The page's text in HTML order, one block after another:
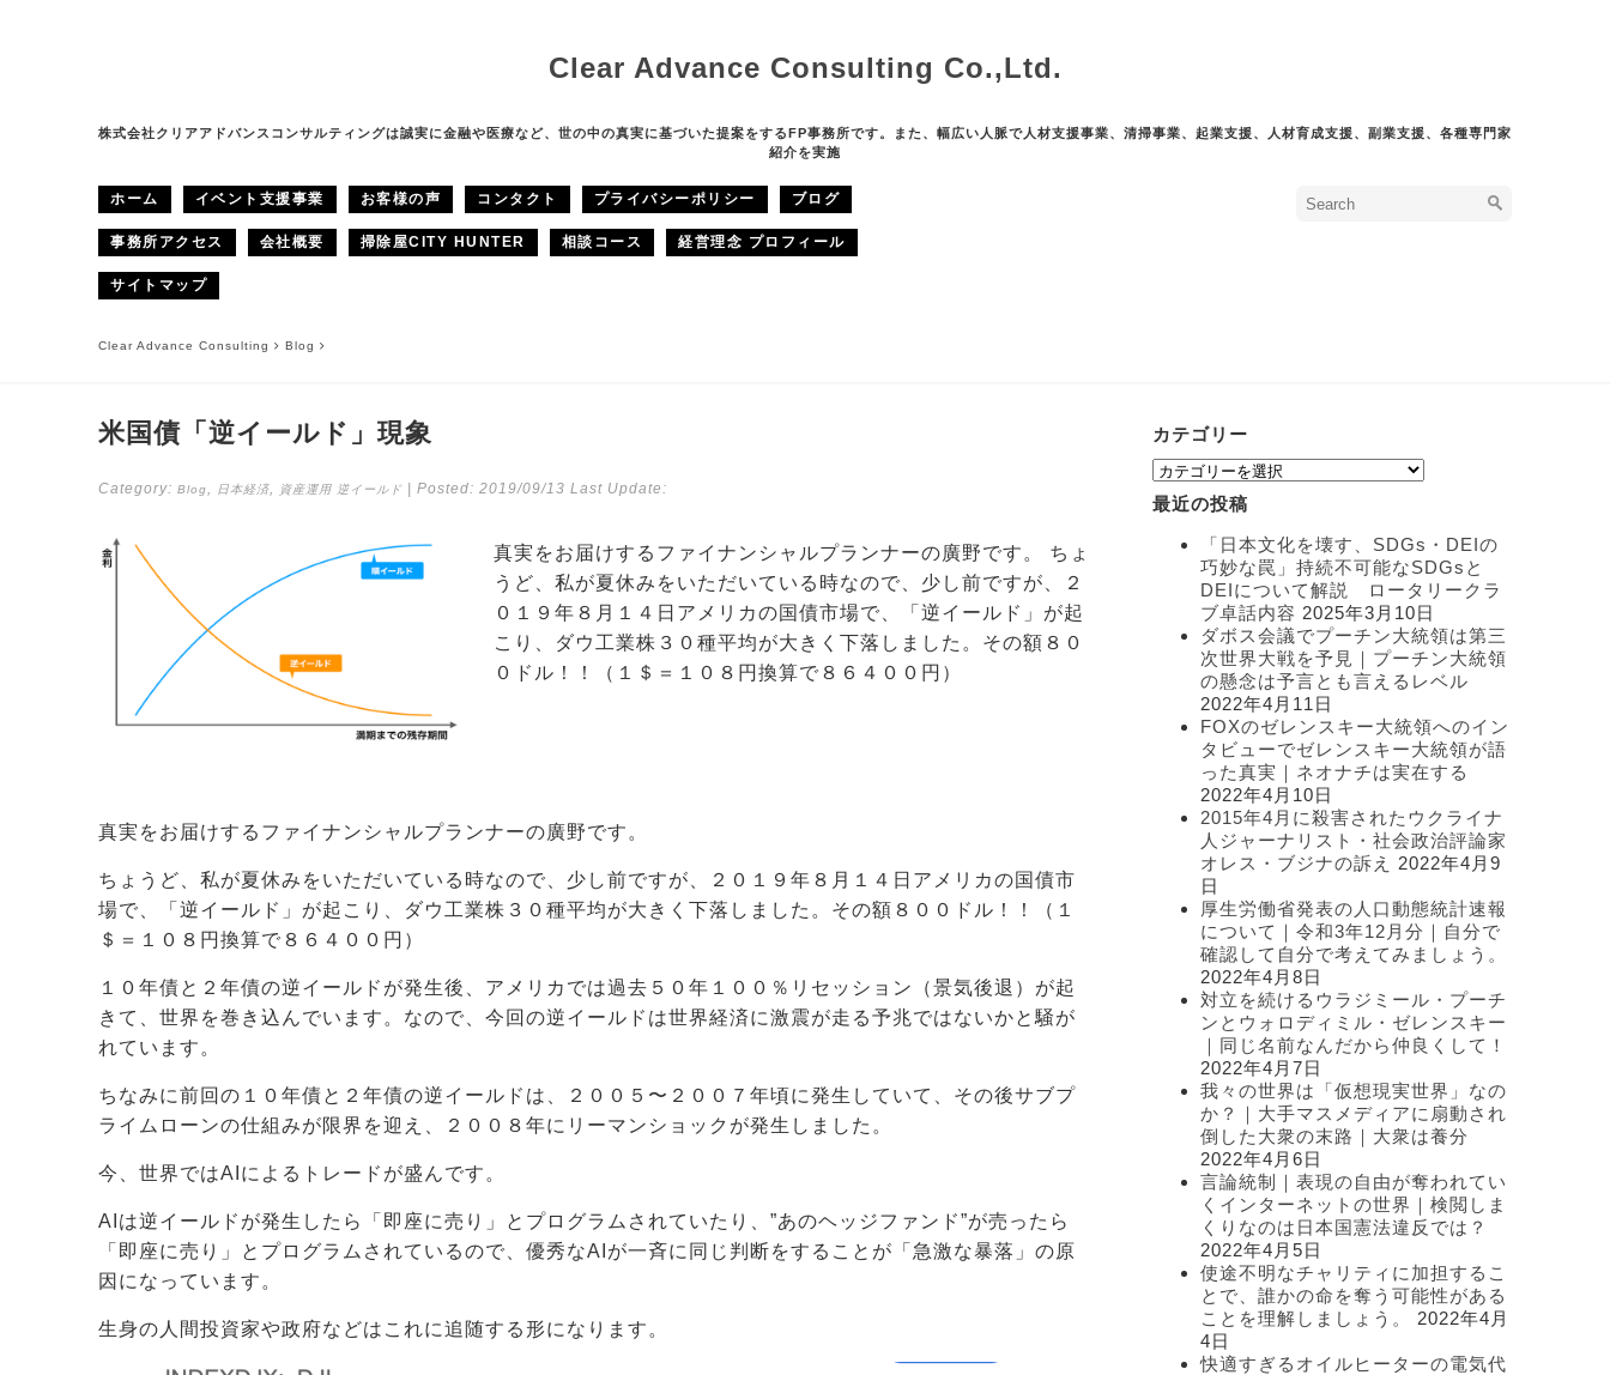
Clear Advance Consulting Co.,Ltd.
株式会社クリアアドバンスコンサルティングは誠実に金融や医療など、世の中の真実に基づいた提案をするFP事務所です。また、幅広い人脈で人材支援事業、清掃事業、起業支援、人材育成支援、副業支援、各種専門家
紹介を実施
ホーム イベント支援事業 お客様の声 コンタクト プライバシーポリシー ブログ
事務所アクセス 会社概要 掃除屋CITY HUNTER 相談コース 経営理念 プロフィール
サイトマップ
Clear Advance Consulting Blog
米国債「逆イールド」現象
Category: Blog, 日本経済, 資産運用 逆イールド | Posted: 2019/09/13 Last Update:
真実をお届けするファイナンシャルプランナーの廣野です。 ちょ
うど、私が夏休みをいただいている時なので、少し前ですが、２
０１９年８月１４日アメリカの国債市場で、「逆イールド」が起
こり、ダウ工業株３０種平均が大きく下落しました。その額８０
０ドル！！（１＄＝１０８円換算で８６４００円）
真実をお届けするファイナンシャルプランナーの廣野です。
ちょうど、私が夏休みをいただいている時なので、少し前ですが、２０１９年８月１４日アメリカの国債市
場で、「逆イールド」が起こり、ダウ工業株３０種平均が大きく下落しました。その額８００ドル！！（１
＄＝１０８円換算で８６４００円）
１０年債と２年債の逆イールドが発生後、アメリカでは過去５０年１００％リセッション（景気後退）が起
きて、世界を巻き込んでいます。なので、今回の逆イールドは世界経済に激震が走る予兆ではないかと騒が
れています。
ちなみに前回の１０年債と２年債の逆イールドは、２００５〜２００７年頃に発生していて、その後サブプ
ライムローンの仕組みが限界を迎え、２００８年にリーマンショックが発生しました。
今、世界ではAIによるトレードが盛んです。
AIは逆イールドが発生したら「即座に売り」とプログラムされていたり、”あのヘッジファンド”が売ったら
「即座に売り」とプログラムされているので、優秀なAIが一斉に同じ判断をすることが「急激な暴落」の原
因になっています。
生身の人間投資家や政府などはこれに追随する形になります。
カテゴリー
カ
テ
ゴ
最近の投稿
「日本文化を壊す、SDGs・DEIの
巧妙な罠」持続不可能なSDGsと
DEIについて解説 ロータリークラ
ブ卓話内容 2025年3月10日
ダボス会議でプーチン大統領は第三
次世界大戦を予見｜プーチン大統領
の懸念は予言とも言えるレベル
2022年4月11日
FOXのゼレンスキー大統領へのイン
タビューでゼレンスキー大統領が語
った真実｜ネオナチは実在する
2022年4月10日
2015年4月に殺害されたウクライナ
人ジャーナリスト・社会政治評論家
オレス・ブジナの訴え
2022年4月9
日
厚生労働省発表の人口動態統計速報
について｜令和3年12月分｜自分で
確認して自分で考えてみましょう。
2022年4月8日
対立を続けるウラジミール・プーチ
ンとウォロディミル・ゼレンスキー
｜同じ名前なんだから仲良くして！
2022年4月7日
我々の世界は「仮想現実世界」なの
か？｜大手マスメディアに扇動され
倒した大衆の末路｜大衆は養分
2022年4月6日
言論統制｜表現の自由が奪われてい
くインターネットの世界｜検閲しま
くりなのは日本国憲法違反では？
2022年4月5日
使途不明なチャリティに加担するこ
とで、誰かの命を奪う可能性がある
ことを理解しましょう。
2022年4月
4日
快適すぎるオイルヒーターの電気代